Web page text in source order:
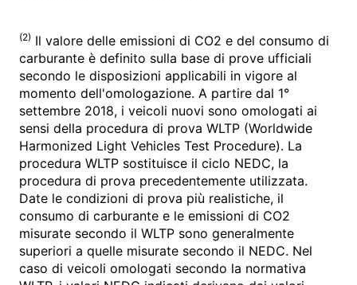
(2) Il valore delle emissioni di CO2 e del consumo di
carburante è definito sulla base di prove ufficiali
secondo le disposizioni applicabili in vigore al
momento dell'omologazione. A partire dal 1°
settembre 2018, i veicoli nuovi sono omologati ai
sensi della procedura di prova WLTP (Worldwide
Harmonized Light Vehicles Test Procedure). La
procedura WLTP sostituisce il ciclo NEDC, la
procedura di prova precedentemente utilizzata.
Date le condizioni di prova più realistiche, il
consumo di carburante e le emissioni di CO2
misurate secondo il WLTP sono generalmente
superiori a quelle misurate secondo il NEDC. Nel
caso di veicoli omologati secondo la normativa